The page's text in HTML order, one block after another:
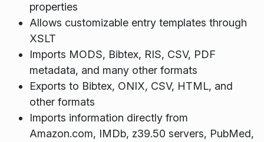
properties
Allows customizable entry templates through
XSLT
Imports MODS, Bibtex, RIS, CSV, PDF
metadata, and many other formats
Exports to Bibtex, ONIX, CSV, HTML, and
other formats
Imports information directly from
Amazon.com, IMDb, z39.50 servers, PubMed,